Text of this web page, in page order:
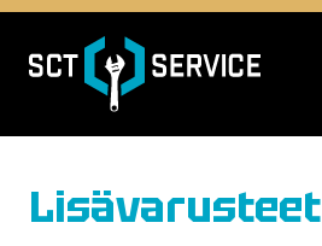
Lisävarusteet